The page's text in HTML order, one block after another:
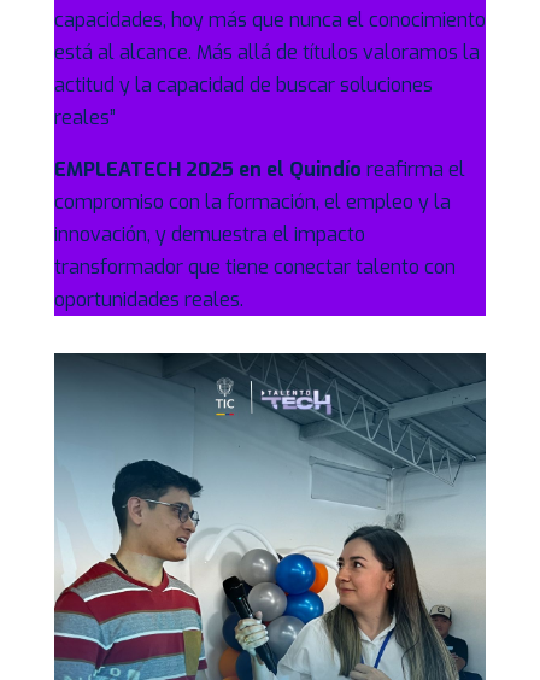
capacidades, hoy más que nunca el conocimiento
está al alcance. Más allá de títulos valoramos la
actitud y la capacidad de buscar soluciones
reales”
EMPLEATECH 2025 en el Quindío reafirma el
compromiso con la formación, el empleo y la
innovación, y demuestra el impacto
transformador que tiene conectar talento con
oportunidades reales.